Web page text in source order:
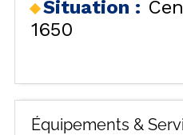
SÉJOURS & BONS
PLANS
BONS PLANS
ACTIVITÉS
CONTACT / DEVIS
Situation :
1650
Équipements &